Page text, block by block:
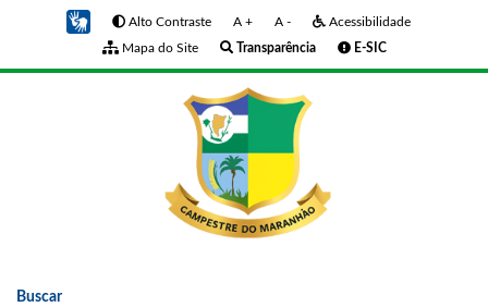
Alto Contraste A + A -
Acessibilidade
Mapa do Site
Transparência E-SIC
Buscar